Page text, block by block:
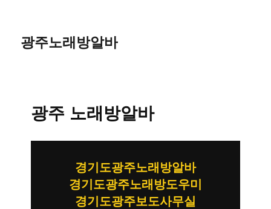
광주노래방알바
광주 노래방알바
경기도광주노래방알바
경기도광주노래방도우미
경기도광주보도사무실